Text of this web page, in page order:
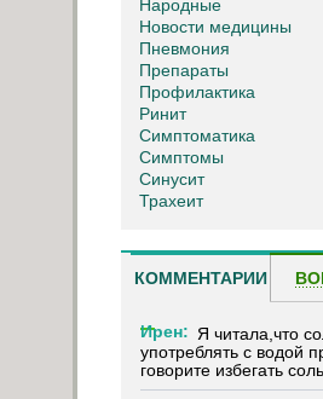
Народные
Новости медицины
Пневмония
Препараты
Профилактика
Ринит
Симптоматика
Симптомы
Синусит
Трахеит
КОММЕНТАРИИ
Ирен: Я читала,что
употреблять с водой
говорите избегать